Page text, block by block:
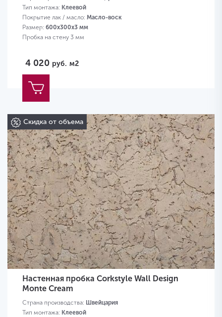
Тип монтажа: Клеевой
Покрытие лак / масло: Масло-воск
Размер: 600х300х3 мм
Пробка на стену 3 мм
4 020 руб. м2
Скидка от объема
Настенная пробка Corkstyle Wall Design
Monte Cream
Страна производства: Швейцария
Тип монтажа: Клеевой